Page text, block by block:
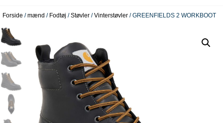
Forside /mænd / Fodtøj /Støvler /Vinterstøvler / GREENFIELDS 2 WORKBOOT